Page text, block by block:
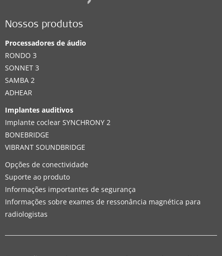
Nossos produtos
Processadores de áudio
RONDO 3
SONNET 3
SAMBA 2
ADHEAR
Implantes auditivos
Implante coclear SYNCHRONY 2
BONEBRIDGE
VIBRANT SOUNDBRIDGE
Opções de conectividade
Suporte ao produto
Informações importantes de segurança
Informações sobre exames de ressonância magnética para
radiologistas